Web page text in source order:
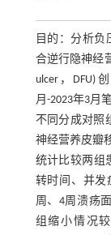
目的：分析负
合逆行隐神经
ulcer，DFU)
月-2023年3月
不同分成对照
神经营养皮瓣
统计比较两组
转时间、并发
周、4周溃疡
组缩小情况